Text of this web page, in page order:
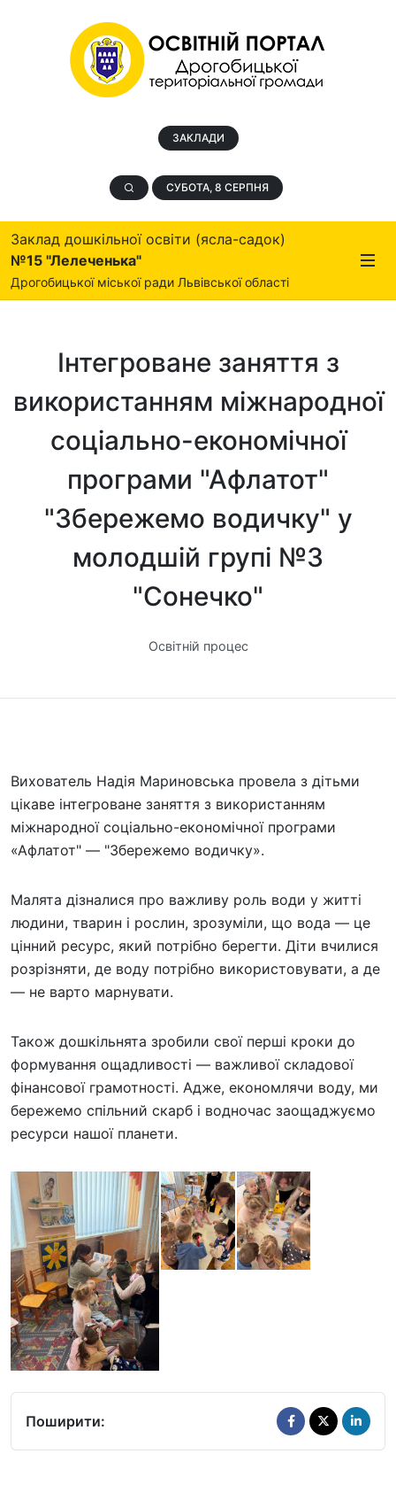
ЗАКЛАДИ
СУБОТА, 8 СЕРПНЯ
Заклад дошкільної освіти (ясла-садок)
№15 "Лелеченька"
Дрогобицької міської ради Львівської області
Інтегроване заняття з
використанням міжнародної
соціально-економічної
програми "Афлатот"
"Збережемо водичку" у
молодшій групі №3
"Сонечко"
Освітній процес
Вихователь Надія Мариновська провела з дітьми
цікаве інтегроване заняття з використанням
міжнародної соціально-економічної програми
«Афлатот" — "Збережемо водичку».
Малята дізналися про важливу роль води у житті
людини, тварин і рослин, зрозуміли, що вода — це
цінний ресурс, який потрібно берегти. Діти вчилися
розрізняти, де воду потрібно використовувати, а де
— не варто марнувати.
Також дошкільнята зробили свої перші кроки до
формування ощадливості — важливої складової
фінансової грамотності. Адже, економлячи воду, ми
бережемо спільний скарб і водночас заощаджуємо
ресурси нашої планети.
Поширити: